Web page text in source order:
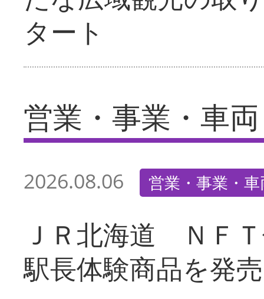
タート
営業・事業・車両
2026.08.06 営業・事業・
ＪＲ北海道 ＮＦ
駅長体験商品を発売